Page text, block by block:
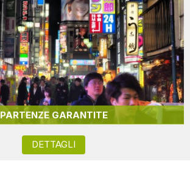
PARTENZE GARANTITE
DETTAGLI